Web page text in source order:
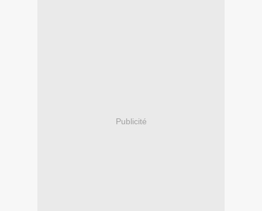
Publicité